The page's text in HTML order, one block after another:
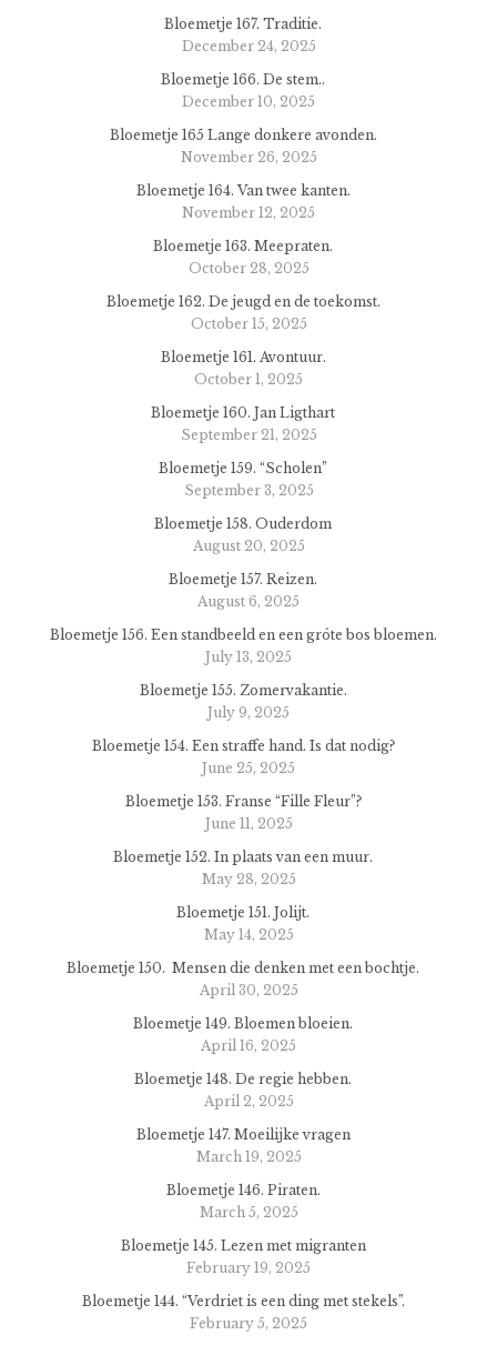
Bloemetje 167. Traditie.
December 24, 2025
Bloemetje 166. De stem..
December 10, 2025
Bloemetje 165 Lange donkere avonden.
November 26, 2025
Bloemetje 164. Van twee kanten.
November 12, 2025
Bloemetje 163. Meepraten.
October 28, 2025
Bloemetje 162. De jeugd en de toekomst.
October 15, 2025
Bloemetje 161. Avontuur.
October 1, 2025
Bloemetje 160. Jan Ligthart
September 21, 2025
Bloemetje 159. “Scholen”
September 3, 2025
Bloemetje 158. Ouderdom
August 20, 2025
Bloemetje 157. Reizen.
August 6, 2025
Bloemetje 156. Een standbeeld en een gróte bos bloemen.
July 13, 2025
Bloemetje 155. Zomervakantie.
July 9, 2025
Bloemetje 154. Een straffe hand. Is dat nodig?
June 25, 2025
Bloemetje 153. Franse “Fille Fleur”?
June 11, 2025
Bloemetje 152. In plaats van een muur.
May 28, 2025
Bloemetje 151. Jolijt.
May 14, 2025
Bloemetje 150. Mensen die denken met een bochtje.
April 30, 2025
Bloemetje 149. Bloemen bloeien.
April 16, 2025
Bloemetje 148. De regie hebben.
April 2, 2025
Bloemetje 147. Moeilijke vragen
March 19, 2025
Bloemetje 146. Piraten.
March 5, 2025
Bloemetje 145. Lezen met migranten
February 19, 2025
Bloemetje 144. “Verdriet is een ding met stekels”.
February 5, 2025